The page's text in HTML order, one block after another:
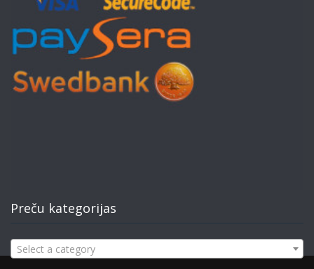
Preču kategorijas
Select a category